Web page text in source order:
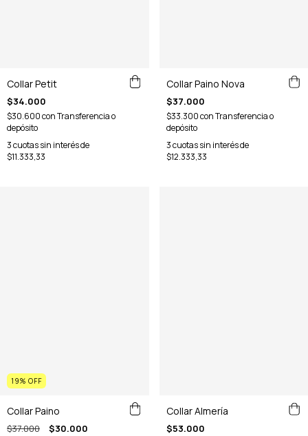
Collar Petit
$34.000
$30.600conTransferencia o
depósito
3cuotas sin interés de
$11.333,33
Collar Paino Nova
$37.000
$33.300conTransferencia o
depósito
3cuotas sin interés de
$12.333,33
19% OFF
Collar Paino
$37.000 $30.000
Collar Almería
$53.000